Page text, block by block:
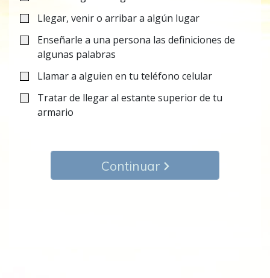
Llegar, venir o arribar a algún lugar
Enseñarle a una persona las definiciones de
algunas palabras
Llamar a alguien en tu teléfono celular
Tratar de llegar al estante superior de tu
armario
Continuar